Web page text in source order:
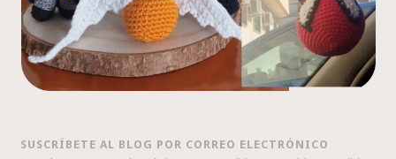
SUSCRÍBETE AL BLOG POR CORREO ELECTRÓNICO